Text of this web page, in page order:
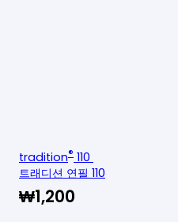
tradition® 110
트래디션 연필 110
₩1,200